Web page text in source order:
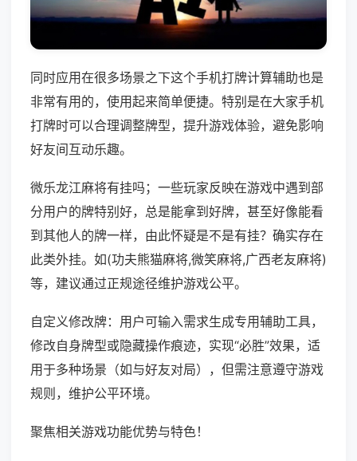
同时应用在很多场景之下这个手机打牌计算辅助也是
非常有用的，使用起来简单便捷。特别是在大家手机
打牌时可以合理调整牌型，提升游戏体验，避免影响
好友间互动乐趣。
微乐龙江麻将有挂吗；一些玩家反映在游戏中遇到部
分用户的牌特别好，总是能拿到好牌，甚至好像能看
到其他人的牌一样，由此怀疑是不是有挂？确实存在
此类外挂。如(功夫熊猫麻将,微笑麻将,广西老友麻将)
等，建议通过正规途径维护游戏公平。
自定义修改牌：用户可输入需求生成专用辅助工具，
修改自身牌型或隐藏操作痕迹，实现“必胜”效果，适
用于多种场景（如与好友对局），但需注意遵守游戏
规则，维护公平环境。
聚焦相关游戏功能优势与特色！